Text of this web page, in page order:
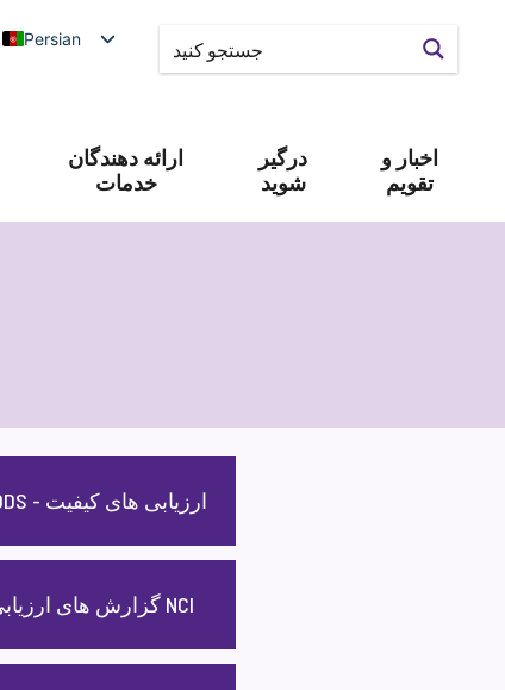
Persian
ارائه دهندگان
خدمات
درگیر
شوید
اخبار و
تقویم
داشبورد DDS - ارزیابی های کیفیت
گزارش های ارزیابی کیفیت NCI